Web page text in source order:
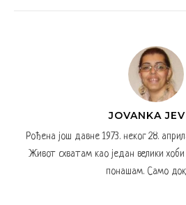
JOVANKA
Рођена још давне 1973. неког 28.
Живот схватам као један велики
понашам. Само